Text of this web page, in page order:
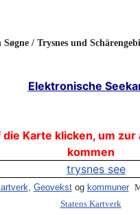
Søgne / Trysnes und
Elektronische
die Karte klicken, um zur
kommen
Geovekstog kommuner
Statens Kartverk